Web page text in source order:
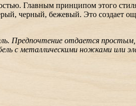
Главным принципом этого
черный, бежевый. Это создает
Предпочтение отдается
с металлическими ножками или